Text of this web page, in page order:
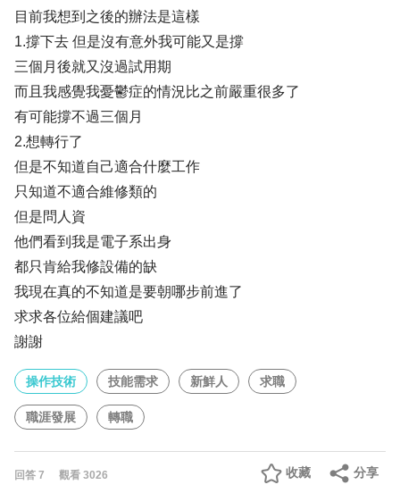
目前我想到之後的辦法是這樣
1.撐下去 但是沒有意外我可能又是撐
三個月後就又沒過試用期
而且我感覺我憂鬱症的情況比之前嚴重很多了
有可能撐不過三個月
2.想轉行了
但是不知道自己適合什麼工作
只知道不適合維修類的
但是問人資
他們看到我是電子系出身
都只肯給我修設備的缺
我現在真的不知道是要朝哪步前進了
求求各位給個建議吧
謝謝
操作技術 技能需求 新鮮人 求職
職涯發展 轉職
回答 7 觀看 3026 分享
收藏